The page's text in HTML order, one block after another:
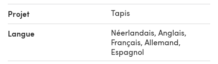
Projet Tapis
Langue
Néerlandais, Anglais,
Français, Allemand,
Espagnol